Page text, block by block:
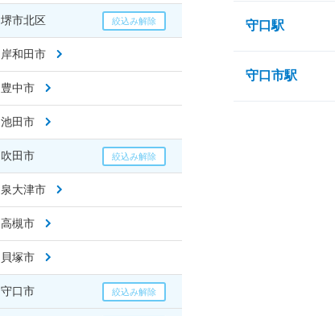
堺市北区
岸和田市
豊中市
池田市
吹田市
泉大津市
高槻市
貝塚市
守口市
守口駅
守口市駅